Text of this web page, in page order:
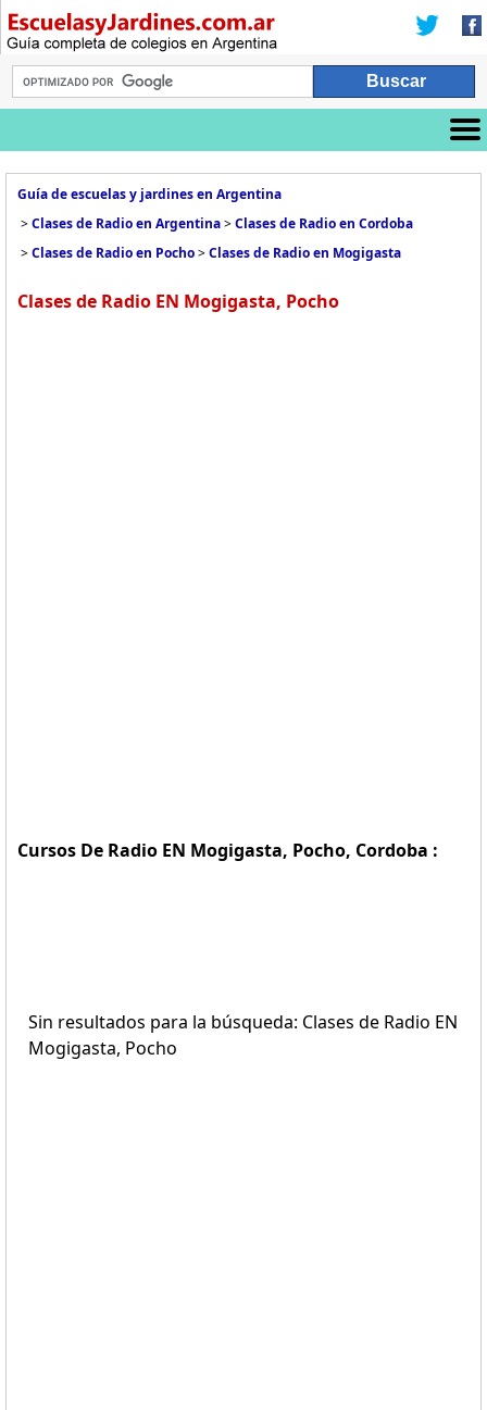
Guía de escuelas y jardines en Argentina
>Clases de Radio en Argentina>Clases de Radio en Cordoba
>Clases de Radio en Pocho>Clases de Radio en Mogigasta
Clases de Radio EN Mogigasta, Pocho
Cursos De Radio EN Mogigasta, Pocho, Cordoba :
Sin resultados para la búsqueda: Clases de Radio EN
Mogigasta, Pocho